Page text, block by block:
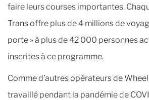
faire leurs courses importantes.
Trans offre plus de 4 millions de
porte » à plus de 42 000 personnes
inscrites à ce programme.
Comme d’autres opérateurs de
travaillé pendant la pandémie de